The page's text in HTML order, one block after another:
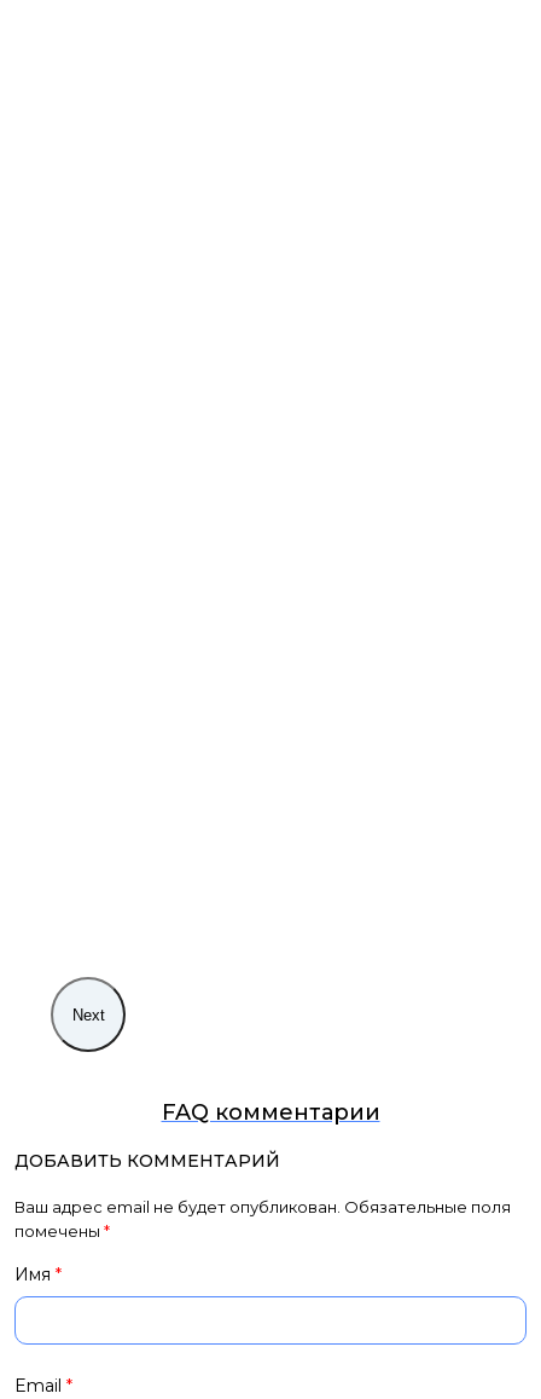
Next
FAQ комментарии
ДОБАВИТЬ КОММЕНТАРИЙ
Ваш адрес email не будет опубликован. Обязательные поля
помечены *
Имя *
Email *